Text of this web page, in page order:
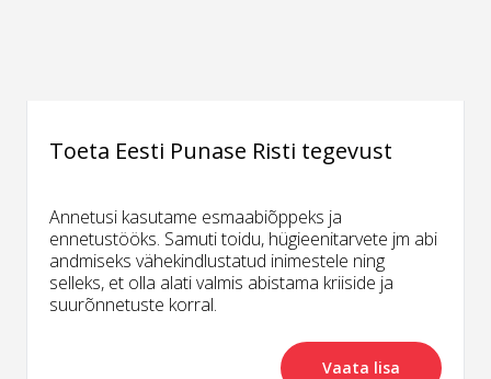
Toeta Eesti Punase Risti tegevust
Annetusi kasutame esmaabiõppeks ja
ennetustööks. Samuti toidu, hügieenitarvete jm abi
andmiseks vähekindlustatud inimestele ning
selleks, et olla alati valmis abistama kriiside ja
suurõnnetuste korral.
Vaata lisa